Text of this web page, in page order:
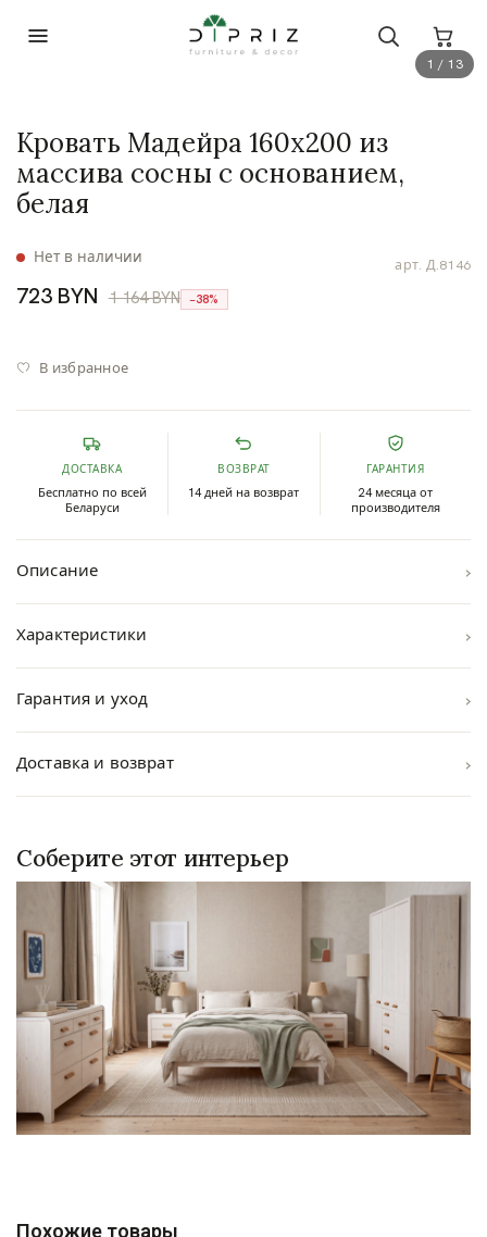
1 / 13
арт. Д.8146
Нет в наличии
Кровать Мадейра 160х200 из
массива сосны с основанием,
белая
723 BYN 1 164 BYN −38%
В избранное
ДОСТАВКА
Бесплатно по всей
Беларуси
ВОЗВРАТ
14 дней на возврат
ГАРАНТИЯ
24 месяца от
производителя
Описание ›
Характеристики ›
Гарантия и уход ›
Доставка и возврат ›
Соберите этот интерьер
Похожие товары